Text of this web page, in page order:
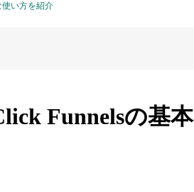
使い方を紹介
Funnelsの基本